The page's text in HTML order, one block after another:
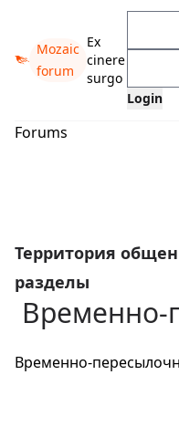
Mozaic
forum
Ex
cinere
surgo
Forums
Территория
разделы
Временно-
Временно-